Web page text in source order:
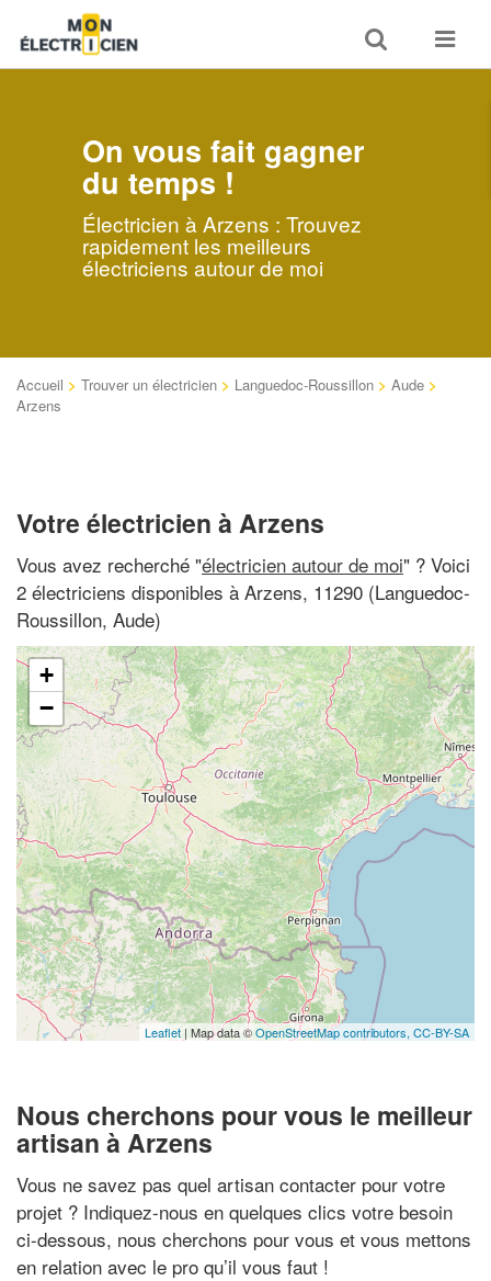
Toggle
search
Toggle
On vous fait gagner
du temps !
Électricien à Arzens : Trouvez
rapidement les meilleurs
électriciens autour de moi
Accueil > Trouver un électricien > Languedoc-Roussillon > Aude >
Arzens
Votre électricien à Arzens
Vous avez recherché "électricien autour de moi" ? Voici
2 électriciens disponibles à Arzens, 11290 (Languedoc-
Roussillon, Aude)
+
−
Leaflet | Map data ©OpenStreetMap contributors, CC-BY-SA
Nous cherchons pour vous le meilleur
artisan à Arzens
Vous ne savez pas quel artisan contacter pour votre
projet ? Indiquez-nous en quelques clics votre besoin
ci-dessous, nous cherchons pour vous et vous mettons
en relation avec le pro qu’il vous faut !